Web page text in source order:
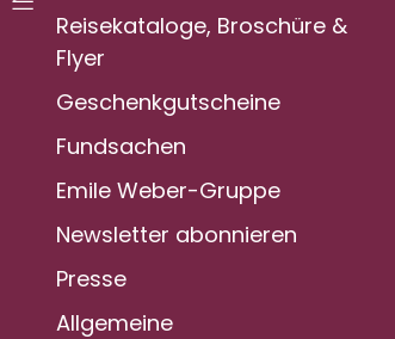
Reisekataloge, Broschüre &
Flyer
Geschenkgutscheine
Fundsachen
Emile Weber-Gruppe
Newsletter abonnieren
Presse
Allgemeine